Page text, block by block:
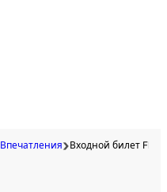
Впечатления Входной билет